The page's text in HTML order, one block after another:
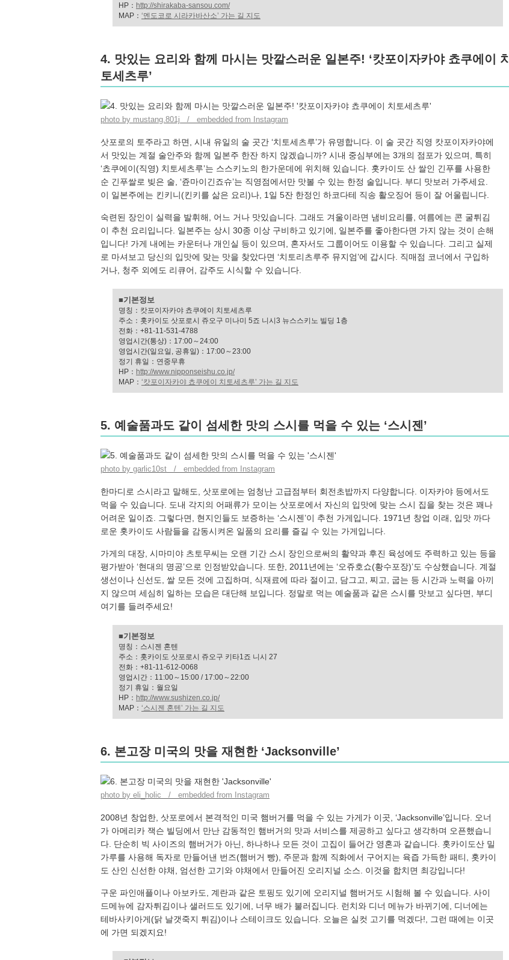
HP： http://shirakaba-sansou.com/
MAP： ‘멘도코로 시라카바산소’ 가는 길 지도
4. 맛있는 요리와 함께 마시는 맛깔스러운 일본주! ‘캇포이자카야 쵸쿠에이 치
토세츠루’
photo by mustang.801j / embedded from Instagram
삿포로의 토주라고 하면, 시내 유일의 술 곳간 ‘치토세츠루’가 유명합니다. 이 술 곳간 직영 캇포이자카야에
서 맛있는 계절 술안주와 함께 일본주 한잔 하지 않겠습니까? 시내 중심부에는 3개의 점포가 있으며, 특히
‘쵸쿠에이(직영) 치토세츠루’는 스스키노의 한가운데에 위치해 있습니다. 홋카이도 산 쌀인 긴푸를 사용한
순 긴푸쌀로 빚은 술, ‘쥰마이긴죠슈’는 직영점에서만 맛볼 수 있는 한정 술입니다. 부디 맛보러 가주세요.
이 일본주에는 킨키니(킨키를 삶은 요리)나, 1일 5잔 한정인 하코다테 직송 활오징어 등이 잘 어울립니다.
숙련된 장인이 실력을 발휘해, 어느 거나 맛있습니다. 그래도 겨울이라면 냄비요리를, 여름에는 콘 굴튀김
이 추천 요리입니다. 일본주는 상시 30종 이상 구비하고 있기에, 일본주를 좋아한다면 가지 않는 것이 손해
입니다! 가게 내에는 카운터나 개인실 등이 있으며, 혼자서도 그룹이어도 이용할 수 있습니다. 그리고 실제
로 마셔보고 당신의 입맛에 맞는 맛을 찾았다면 ‘치토리츠루주 뮤지엄’에 갑시다. 직매점 코너에서 구입하
거나, 청주 외에도 리큐어, 감주도 시식할 수 있습니다.
■기본정보
명칭：캇포이자카야 쵸쿠에이 치토세츠루
주소：홋카이도 삿포로시 쥬오구 미나미 5죠 니시3 뉴스스키노 빌딩 1층
전화：+81-11-531-4788
영업시간(통상)：17:00～24:00
영업시간(일요일, 공휴일)：17:00～23:00
정기 휴일：연중무휴
HP： http://www.nipponseishu.co.jp/
MAP： ‘캇포이자카야 쵸쿠에이 치토세츠루’ 가는 길 지도
5. 예술품과도 같이 섬세한 맛의 스시를 먹을 수 있는 ‘스시젠’
photo by garlic10st / embedded from Instagram
한마디로 스시라고 말해도, 삿포로에는 엄청난 고급점부터 회전초밥까지 다양합니다. 이자카야 등에서도
먹을 수 있습니다. 도내 각지의 어패류가 모이는 삿포로에서 자신의 입맛에 맞는 스시 집을 찾는 것은 꽤나
어려운 일이죠. 그렇다면, 현지인들도 보증하는 ‘스시젠’이 추천 가게입니다. 1971년 창업 이래, 입맛 까다
로운 홋카이도 사람들을 감동시켜온 일품의 요리를 즐길 수 있는 가게입니다.
가게의 대장, 시마미야 츠토무씨는 오랜 기간 스시 장인으로써의 활약과 후진 육성에도 주력하고 있는 등을
평가받아 ‘현대의 명공’으로 인정받았습니다. 또한, 2011년에는 ‘오쥬호쇼(황수포장)’도 수상했습니다. 계절
생선이나 신선도, 쌀 모든 것에 고집하며, 식재료에 따라 절이고, 담그고, 찌고, 굽는 등 시간과 노력을 아끼
지 않으며 세심히 일하는 모습은 대단해 보입니다. 정말로 먹는 예술품과 같은 스시를 맛보고 싶다면, 부디
여기를 들려주세요!
■기본정보
명칭：스시젠 혼텐
주소：홋카이도 삿포로시 쥬오구 키타1죠 니시 27
전화：+81-11-612-0068
영업시간：11:00～15:00 / 17:00～22:00
정기 휴일：월요일
HP： http://www.sushizen.co.jp/
MAP： ‘스시젠 혼텐’ 가는 길 지도
6. 본고장 미국의 맛을 재현한 ‘Jacksonville’
photo by eli_holic / embedded from Instagram
2008년 창업한, 삿포로에서 본격적인 미국 햄버거를 먹을 수 있는 가게가 이곳, ‘Jacksonville’입니다. 오너
가 아메리카 잭슨 빌딩에서 만난 감동적인 햄버거의 맛과 서비스를 제공하고 싶다고 생각하며 오픈했습니
다. 단순히 빅 사이즈의 햄버거가 아닌, 하나하나 모든 것이 고집이 들어간 영혼과 같습니다. 홋카이도산 밀
가루를 사용해 독자로 만들어낸 번즈(햄버거 빵), 주문과 함께 직화에서 구어지는 육즙 가득한 패티, 홋카이
도 산인 신선한 야채, 엄선한 고기와 야채에서 만들어진 오리지널 소스. 이것을 합치면 최강입니다!
구운 파인애플이나 아보카도, 계란과 같은 토핑도 있기에 오리지널 햄버거도 시험해 볼 수 있습니다. 사이
드메뉴에 감자튀김이나 샐러드도 있기에, 너무 배가 불러집니다. 런치와 디너 메뉴가 바뀌기에, 디너에는
테바사키아게(닭 날갯죽지 튀김)이나 스테이크도 있습니다. 오늘은 실컷 고기를 먹겠다!, 그런 때에는 이곳
에 가면 되겠지요!